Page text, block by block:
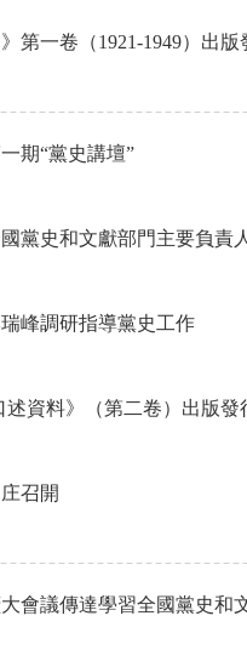
第一卷（1921-1949）出版
期“黨史講壇”
黨史和文獻部門主要負
峰調研指導黨史工作
述資料》（第二卷）出版發
召開
會議傳達學習全國黨史